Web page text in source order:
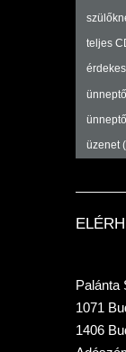
teljes
üzenet
Palánta
1071
1406